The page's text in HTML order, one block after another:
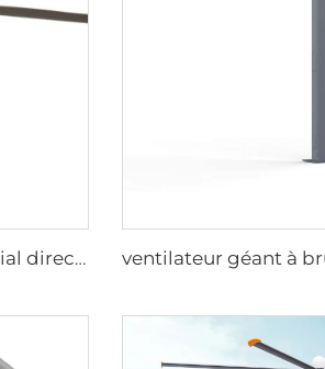
Ventilateur de plafond commercial direct drive 12FT école restaurant grand ventilateur hvls